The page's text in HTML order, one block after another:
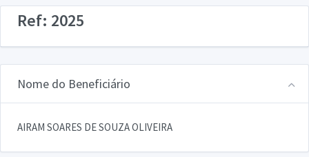
Ref: 2025
Nome do Beneficiário
AIRAM SOARES DE SOUZA OLIVEIRA